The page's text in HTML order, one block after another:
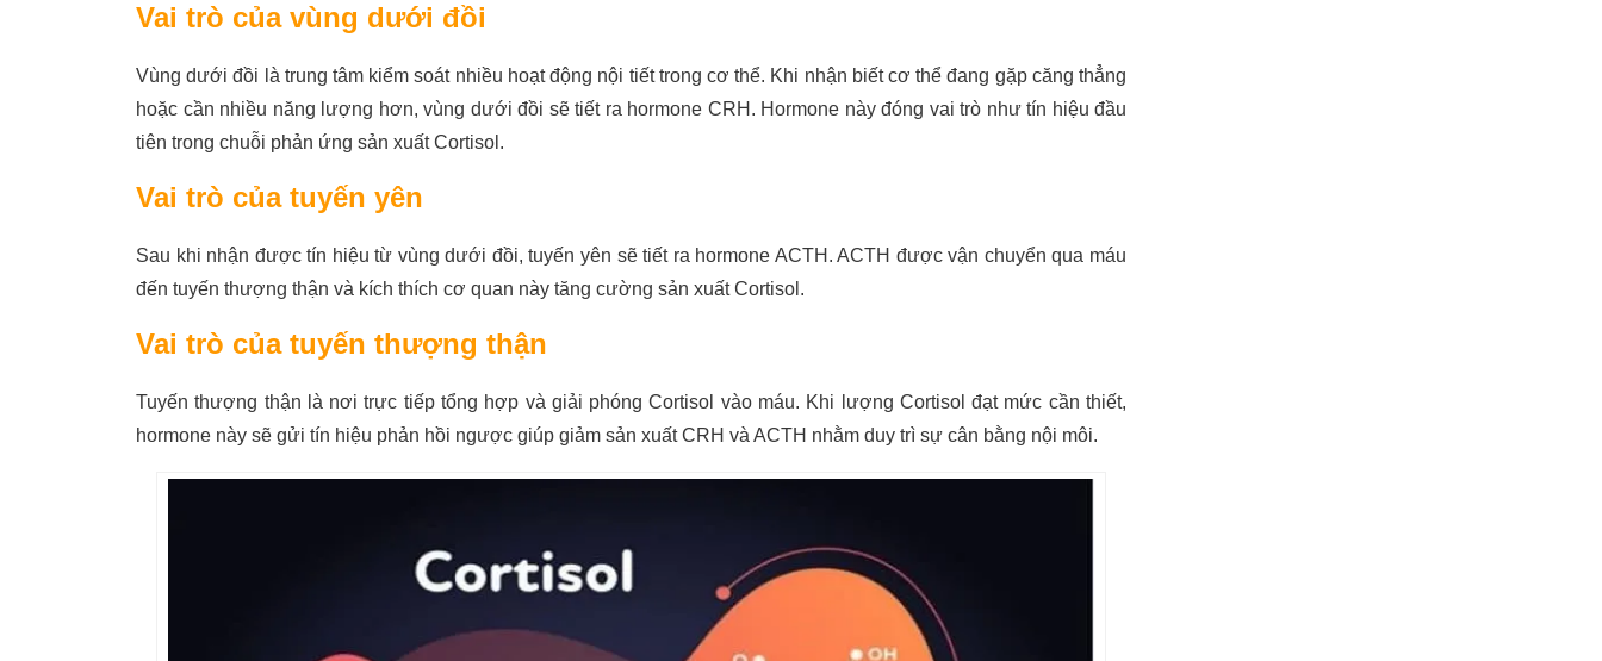
Vai trò của vùng dưới đồi
Vùng dưới đồi là trung tâm kiểm soát nhiều hoạt động nội tiết trong cơ thể. Khi nhận biết cơ thể đang gặp căng thẳng
hoặc cần nhiều năng lượng hơn, vùng dưới đồi sẽ tiết ra hormone CRH. Hormone này đóng vai trò như tín hiệu đầu
tiên trong chuỗi phản ứng sản xuất Cortisol.
Vai trò của tuyến yên
Sau khi nhận được tín hiệu từ vùng dưới đồi, tuyến yên sẽ tiết ra hormone ACTH. ACTH được vận chuyển qua máu
đến tuyến thượng thận và kích thích cơ quan này tăng cường sản xuất Cortisol.
Vai trò của tuyến thượng thận
Tuyến thượng thận là nơi trực tiếp tổng hợp và giải phóng Cortisol vào máu. Khi lượng Cortisol đạt mức cần thiết,
hormone này sẽ gửi tín hiệu phản hồi ngược giúp giảm sản xuất CRH và ACTH nhằm duy trì sự cân bằng nội môi.